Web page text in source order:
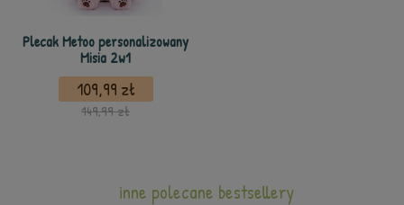
Plecak Metoo personalizowany
Misia 2w1
109,99 zł
149,99 zł
inne polecane bestsellery